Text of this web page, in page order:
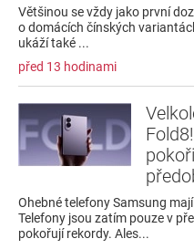
Většinou se vždy jako první
o domácích čínských
ukáží také ...
před 13 hodinami
Ohebné telefony Samsung
Telefony jsou zatím pouze v
pokořují rekordy. Ales...